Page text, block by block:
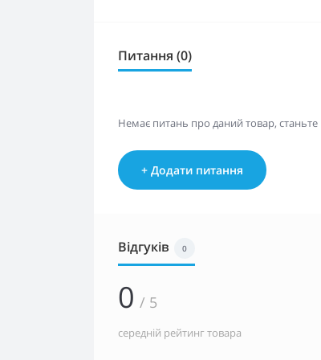
Питання (0)
Немає питань про даний товар,
+ Додати питання
Відгуків 0
0 / 5
середній рейтинг товара